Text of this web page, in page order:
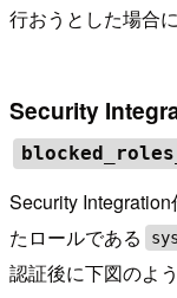
行おうとした場合
Security
Security Integration
たロールである
認証後に下図のよ